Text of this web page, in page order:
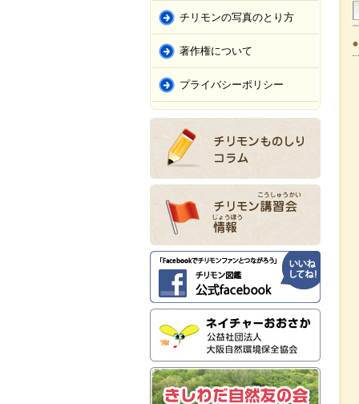
チリモンの写真のとり方
著作権について
プライバシーポリシー